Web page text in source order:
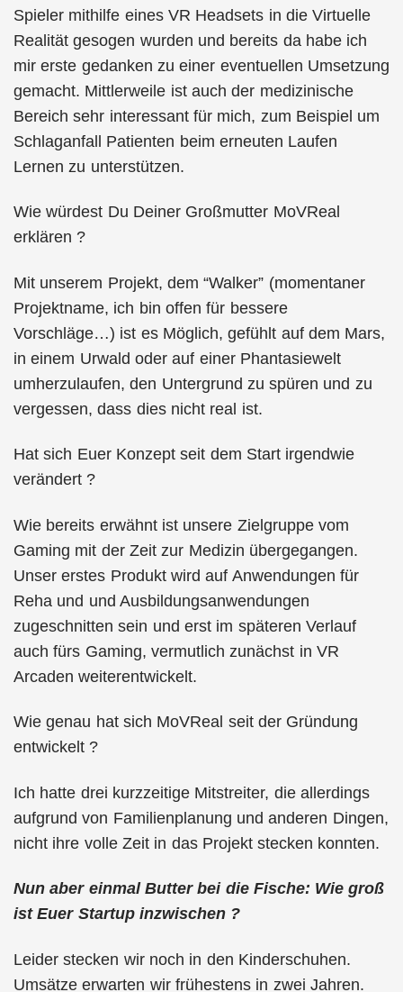
Spieler mithilfe eines VR Headsets in die Virtuelle
Realität gesogen wurden und bereits da habe ich
mir erste gedanken zu einer eventuellen Umsetzung
gemacht. Mittlerweile ist auch der medizinische
Bereich sehr interessant für mich, zum Beispiel um
Schlaganfall Patienten beim erneuten Laufen
Lernen zu unterstützen.
Wie würdest Du Deiner Großmutter MoVReal
erklären ?
Mit unserem Projekt, dem “Walker” (momentaner
Projektname, ich bin offen für bessere
Vorschläge…) ist es Möglich, gefühlt auf dem Mars,
in einem Urwald oder auf einer Phantasiewelt
umherzulaufen, den Untergrund zu spüren und zu
vergessen, dass dies nicht real ist.
Hat sich Euer Konzept seit dem Start irgendwie
verändert ?
Wie bereits erwähnt ist unsere Zielgruppe vom
Gaming mit der Zeit zur Medizin übergegangen.
Unser erstes Produkt wird auf Anwendungen für
Reha und und Ausbildungsanwendungen
zugeschnitten sein und erst im späteren Verlauf
auch fürs Gaming, vermutlich zunächst in VR
Arcaden weiterentwickelt.
Wie genau hat sich MoVReal seit der Gründung
entwickelt ?
Ich hatte drei kurzzeitige Mitstreiter, die allerdings
aufgrund von Familienplanung und anderen Dingen,
nicht ihre volle Zeit in das Projekt stecken konnten.
Nun aber einmal Butter bei die Fische: Wie groß
ist Euer Startup inzwischen ?
Leider stecken wir noch in den Kinderschuhen.
Umsätze erwarten wir frühestens in zwei Jahren.